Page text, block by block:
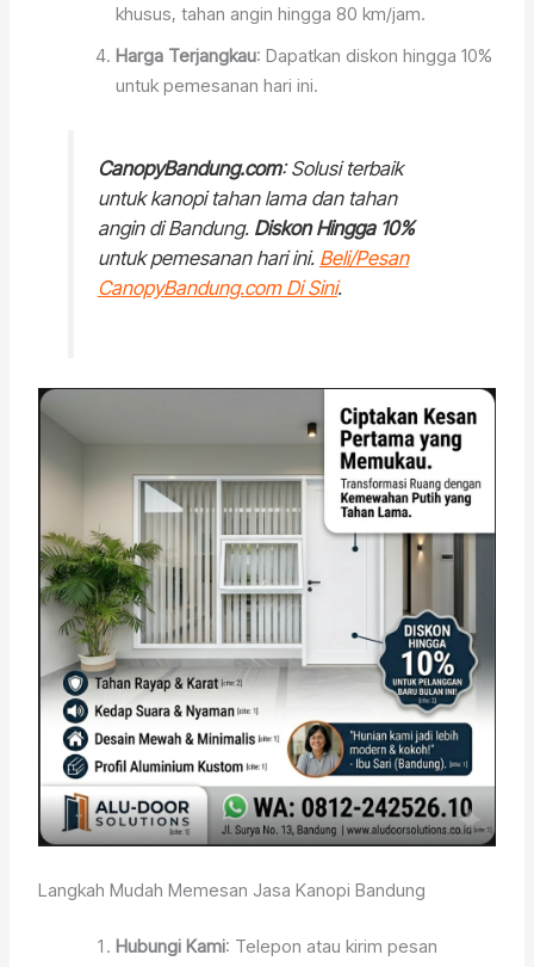
khusus, tahan angin hingga 80 km/jam.
Harga Terjangkau: Dapatkan diskon hingga 10%
untuk pemesanan hari ini.
CanopyBandung.com: Solusi terbaik
untuk kanopi tahan lama dan tahan
angin di Bandung. Diskon Hingga 10%
untuk pemesanan hari ini. Beli/Pesan
CanopyBandung.com Di Sini.
Langkah Mudah Memesan Jasa Kanopi Bandung
Hubungi Kami: Telepon atau kirim pesan